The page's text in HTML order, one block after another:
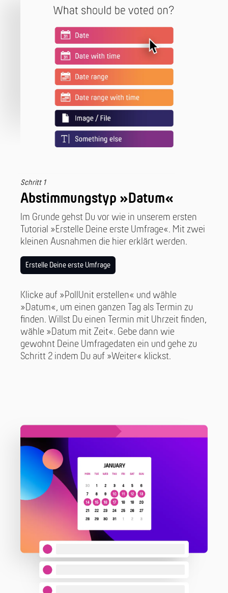
Schritt 1
Abstimmungstyp »Datum«
Im Grunde gehst Du vor wie in unserem ersten
Tutorial »Erstelle Deine erste Umfrage«. Mit zwei
kleinen Ausnahmen die hier erklärt werden.
Erstelle Deine erste Umfrage
Klicke auf »PollUnit erstellen« und wähle
»Datum«, um einen ganzen Tag als Termin zu
finden. Willst Du einen Termin mit Uhrzeit finden,
wähle »Datum mit Zeit«. Gebe dann wie
gewohnt Deine Umfragedaten ein und gehe zu
Schritt 2 indem Du auf »Weiter« klickst.